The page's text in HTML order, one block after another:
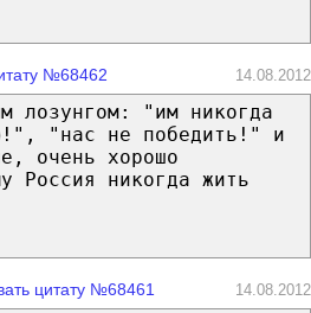
№68462 14.08.2012
лозунгом: "им никогда
"нас не победить!" и
очень хорошо
Россия никогда жить
цитату №68461 14.08.2012